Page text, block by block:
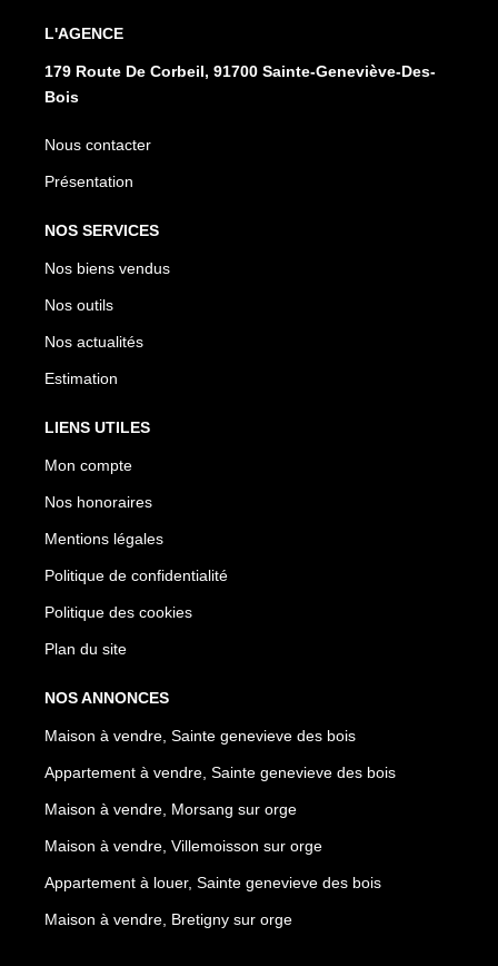
L'AGENCE
179 Route De Corbeil, 91700 Sainte-Geneviève-Des-
Bois
Nous contacter
Présentation
NOS SERVICES
Nos biens vendus
Nos outils
Nos actualités
Estimation
LIENS UTILES
Mon compte
Nos honoraires
Mentions légales
Politique de confidentialité
Politique des cookies
Plan du site
NOS ANNONCES
Maison à vendre, Sainte genevieve des bois
Appartement à vendre, Sainte genevieve des bois
Maison à vendre, Morsang sur orge
Maison à vendre, Villemoisson sur orge
Appartement à louer, Sainte genevieve des bois
Maison à vendre, Bretigny sur orge